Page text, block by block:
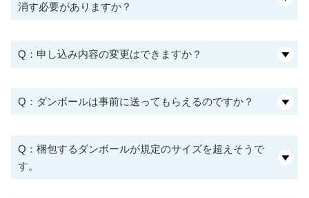
消す必要がありますか？
Q：申し込み内容の変更はできますか？
Q：ダンボールは事前に送ってもらえるのですか？
Q：梱包するダンボールが規定のサイズを超えそうで
す。